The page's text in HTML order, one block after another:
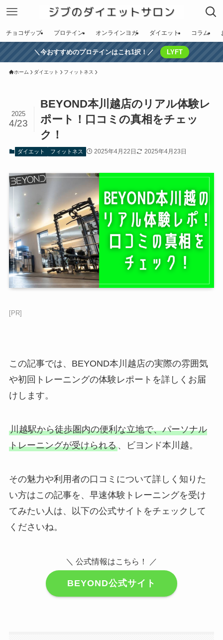
チョコザップ プロテイン オンラインヨガ ダイエット コラム
＼今おすすめのプロテインはこれ1択！／ LYFT
ホーム ダイエット フィットネス
BEYOND本川越店のリアル体験レ
ポート！口コミの真相をチェッ
ク！
2025
4/23
ダイエット フィットネス 2025年4月22日 2025年4月23日
[PR]
この記事では、BEYOND本川越店の実際の雰囲気
や初回トレーニングの体験レポートを詳しくお届
けします。
川越駅から徒歩圏内の便利な立地で、パーソナル
トレーニングが受けられる、ビヨンド本川越。
その魅力や利用者の口コミについて詳しく知りた
い方はこの記事を、早速体験トレーニングを受け
てみたい人は、以下の公式サイトをチェックして
くださいね。
＼ 公式情報はこちら！ ／
BEYOND公式サイト